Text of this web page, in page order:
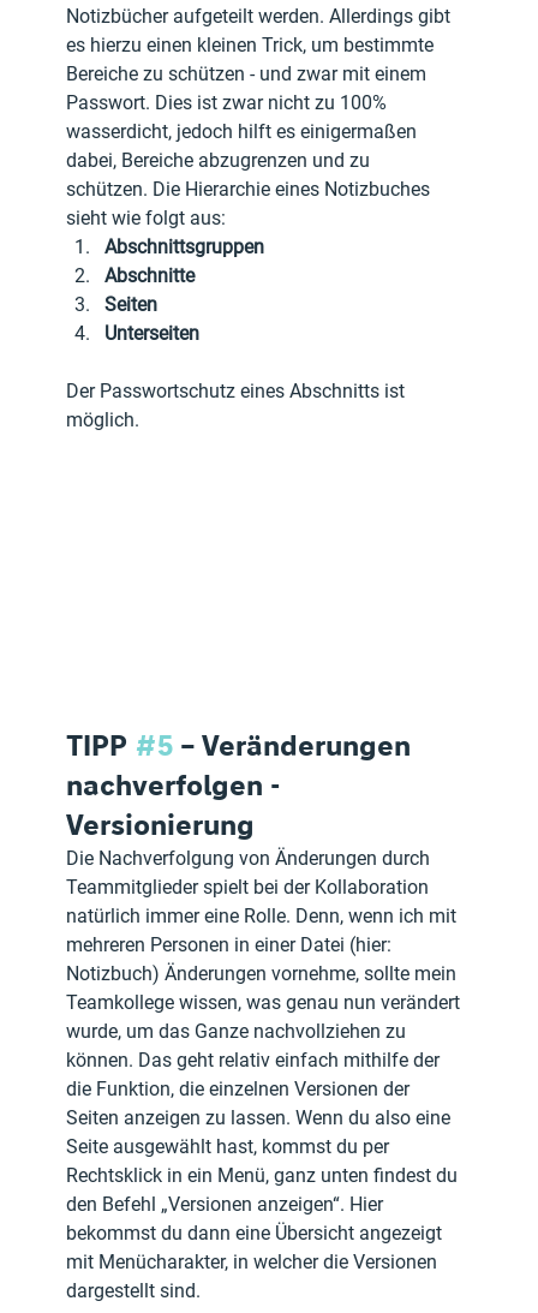
Notizbücher aufgeteilt werden. Allerdings gibt
es hierzu einen kleinen Trick, um bestimmte
Bereiche zu schützen - und zwar mit einem
Passwort. Dies ist zwar nicht zu 100%
wasserdicht, jedoch hilft es einigermaßen
dabei, Bereiche abzugrenzen und zu
schützen. Die Hierarchie eines Notizbuches
sieht wie folgt aus:
Abschnittsgruppen
Abschnitte
Seiten
Unterseiten
Der Passwortschutz eines Abschnitts ist
möglich.
TIPP #5 – Veränderungen
nachverfolgen -
Versionierung
Die Nachverfolgung von Änderungen durch
Teammitglieder spielt bei der Kollaboration
natürlich immer eine Rolle. Denn, wenn ich mit
mehreren Personen in einer Datei (hier:
Notizbuch) Änderungen vornehme, sollte mein
Teamkollege wissen, was genau nun verändert
wurde, um das Ganze nachvollziehen zu
können. Das geht relativ einfach mithilfe der
die Funktion, die einzelnen Versionen der
Seiten anzeigen zu lassen. Wenn du also eine
Seite ausgewählt hast, kommst du per
Rechtsklick in ein Menü, ganz unten findest du
den Befehl „Versionen anzeigen“. Hier
bekommst du dann eine Übersicht angezeigt
mit Menücharakter, in welcher die Versionen
dargestellt sind.